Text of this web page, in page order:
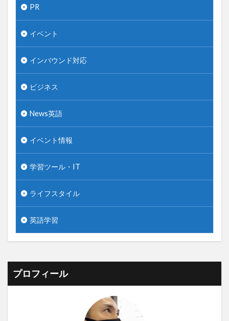
PR
イベント
インバウンド対応
ビジネス
News英語
イベント情報
学習ツール・IT
ライフスタイル
英語学習
プロフィール